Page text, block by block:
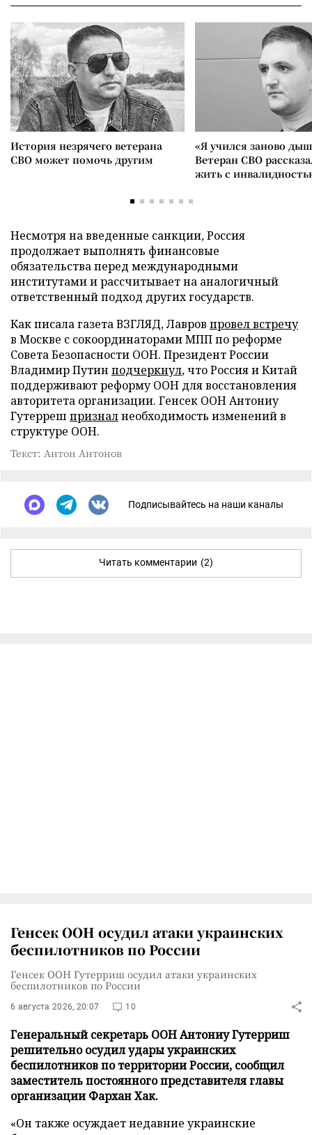
История незрячего ветерана
СВО может помочь другим
«Я учился заново
Ветеран СВО
жить с
Несмотря на введенные санкции, Россия
продолжает выполнять финансовые
обязательства перед международными
институтами и рассчитывает на аналогичный
ответственный подход других государств.
Как писала газета ВЗГЛЯД, Лавров провел встречу
в Москве с сокоординаторами МПП по реформе
Совета Безопасности ООН. Президент России
Владимир Путин подчеркнул, что Россия и Китай
поддерживают реформу ООН для восстановления
авторитета организации. Генсек ООН Антониу
Гутерреш призналнеобходимость изменений в
структуре ООН.
Текст: Антон Антонов
Подписывайтесь на наши каналы
Читать комментарии (2)
Генсек ООН осудил атаки украинских
беспилотников по России
Генсек ООН Гутерриш осудил атаки украинских
беспилотников по России
6 августа 2026, 20:07 10
Генеральный секретарь ООН Антониу Гутерриш
решительно осудил удары украинских
беспилотников по территории России, сообщил
заместитель постоянного представителя главы
организации Фархан Хак.
«Он также осуждает недавние украинские